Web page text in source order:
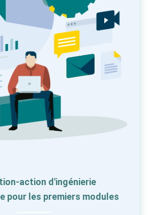
action d'ingénierie
pour les premiers modules